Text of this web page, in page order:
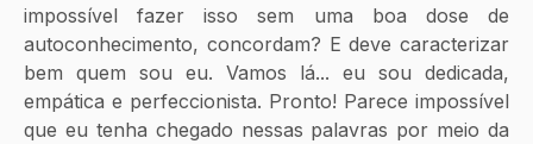
impossível fazer isso sem uma boa dose de
autoconhecimento, concordam? E deve caracterizar
bem quem sou eu. Vamos lá... eu sou dedicada,
empática e perfeccionista. Pronto! Parece impossível
que eu tenha chegado nessas palavras por meio da